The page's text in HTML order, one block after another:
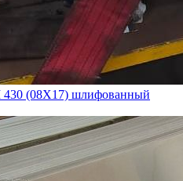
(08Х17) шлифованный